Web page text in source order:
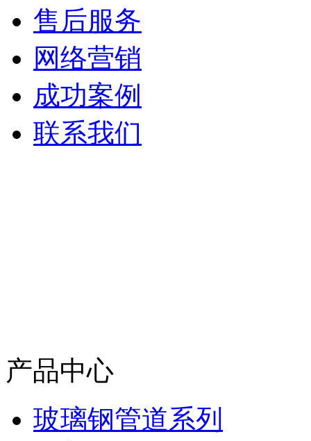
售后服务
网络营销
成功案例
联系我们
产品中心
玻璃钢管道系列